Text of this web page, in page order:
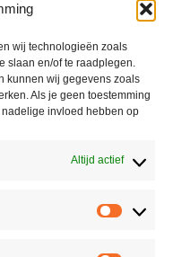
wij technologieën zoals
slaan en/of te raadplegen.
kunnen wij gegevens zoals
Als je geen toestemming
invloed hebben op
Altijd actief